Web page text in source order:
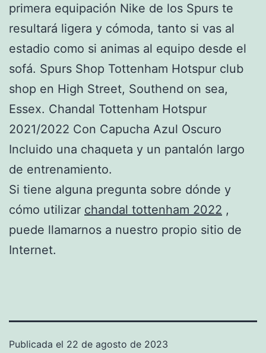
primera equipación Nike de los Spurs te
resultará ligera y cómoda, tanto si vas al
estadio como si animas al equipo desde el
sofá. Spurs Shop Tottenham Hotspur club
shop en High Street, Southend on sea,
Essex. Chandal Tottenham Hotspur
2021/2022 Con Capucha Azul Oscuro
Incluido una chaqueta y un pantalón largo
de entrenamiento.
Si tiene alguna pregunta sobre dónde y
cómo utilizar chandal tottenham 2022 ,
puede llamarnos a nuestro propio sitio de
Internet.
Publicada el 22 de agosto de 2023